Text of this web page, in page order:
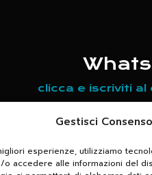
Gestisci Consenso
esperienze, utilizziamo
accedere alle informazioni del
clicca e iscriviti al
Scrivici per maggiori